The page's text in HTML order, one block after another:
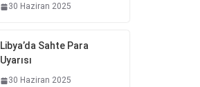
30 Haziran 2025
Libya’da Sahte Para
Uyarısı
30 Haziran 2025